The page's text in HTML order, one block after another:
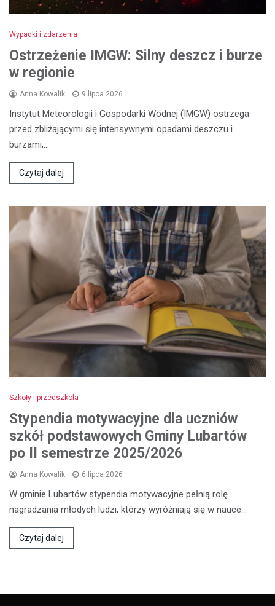
Wypadki i zdarzenia
Ostrzeżenie IMGW: Silny deszcz i burze
w regionie
Anna Kowalik 9 lipca 2026
Instytut Meteorologii i Gospodarki Wodnej (IMGW) ostrzega
przed zbliżającymi się intensywnymi opadami deszczu i
burzami,…
Czytaj dalej
Szkoły i przedszkola
Stypendia motywacyjne dla uczniów
szkół podstawowych Gminy Lubartów
po II semestrze 2025/2026
Anna Kowalik 6 lipca 2026
W gminie Lubartów stypendia motywacyjne pełnią rolę
nagradzania młodych ludzi, którzy wyróżniają się w nauce…
Czytaj dalej